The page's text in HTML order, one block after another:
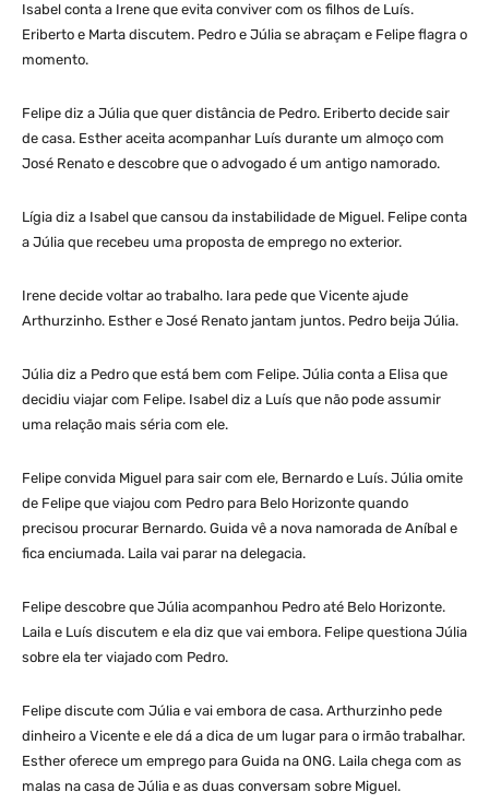
Isabel conta a Irene que evita conviver com os filhos de Luís.
Eriberto e Marta discutem. Pedro e Júlia se abraçam e Felipe flagra o
momento.
Felipe diz a Júlia que quer distância de Pedro. Eriberto decide sair
de casa. Esther aceita acompanhar Luís durante um almoço com
José Renato e descobre que o advogado é um antigo namorado.
Lígia diz a Isabel que cansou da instabilidade de Miguel. Felipe conta
a Júlia que recebeu uma proposta de emprego no exterior.
Irene decide voltar ao trabalho. Iara pede que Vicente ajude
Arthurzinho. Esther e José Renato jantam juntos. Pedro beija Júlia.
Júlia diz a Pedro que está bem com Felipe. Júlia conta a Elisa que
decidiu viajar com Felipe. Isabel diz a Luís que não pode assumir
uma relação mais séria com ele.
Felipe convida Miguel para sair com ele, Bernardo e Luís. Júlia omite
de Felipe que viajou com Pedro para Belo Horizonte quando
precisou procurar Bernardo. Guida vê a nova namorada de Aníbal e
fica enciumada. Laila vai parar na delegacia.
Felipe descobre que Júlia acompanhou Pedro até Belo Horizonte.
Laila e Luís discutem e ela diz que vai embora. Felipe questiona Júlia
sobre ela ter viajado com Pedro.
Felipe discute com Júlia e vai embora de casa. Arthurzinho pede
dinheiro a Vicente e ele dá a dica de um lugar para o irmão trabalhar.
Esther oferece um emprego para Guida na ONG. Laila chega com as
malas na casa de Júlia e as duas conversam sobre Miguel.